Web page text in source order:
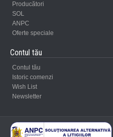
Producători
SOL
ANPC
Oferte speciale
Contul tău
Contul tău
Istoric comenzi
Wish List
Newsletter